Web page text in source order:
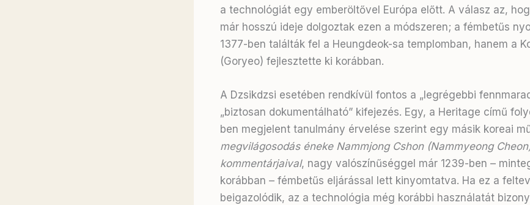
a technológiát egy emberöltővel Európa előtt. A válasz az,
már hosszú ideje dolgoztak ezen a módszeren; a fémbetűs
1377-ben találták fel a Heungdeok-sa templomban, hanem a
(Goryeo) fejlesztette ki korábban.
A Dzsikdzsi esetében rendkívül fontos a „legrégebbi
„biztosan dokumentálható” kifejezés. Egy, a Heritage című
ben megjelent tanulmány érvelése szerint egy másik koreai
megvilágosodás éneke Nammjong Cshon (Nammyeong
kommentárjaival, nagy valószínűséggel már 1239-ben –
korábban – fémbetűs eljárással lett kinyomtatva. Ha ez a
beigazolódik, az a technológia még korábbi használatát